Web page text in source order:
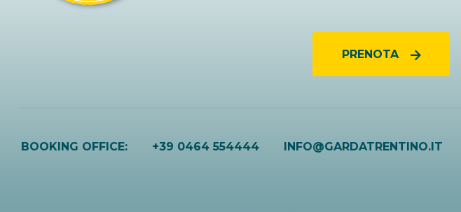
PRENOTA
BOOKING OFFICE: +39 0464 554444 INFO@GARDATRENTINO.IT